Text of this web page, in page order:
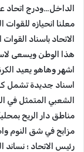
الداخل…ودرج اتحاد
معلنا انحيازه
الاتحاد باسناد
هذا الوطن ويسعى
اشهر وهاهو يعيد
اسناد جديدة تشمل
الشعبي المتمثل في
مناطق دار الريح
مزابح في شق النوم
رئيس الاتحاد ؛